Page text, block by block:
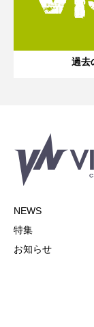
過去
NEWS
特集
お知らせ